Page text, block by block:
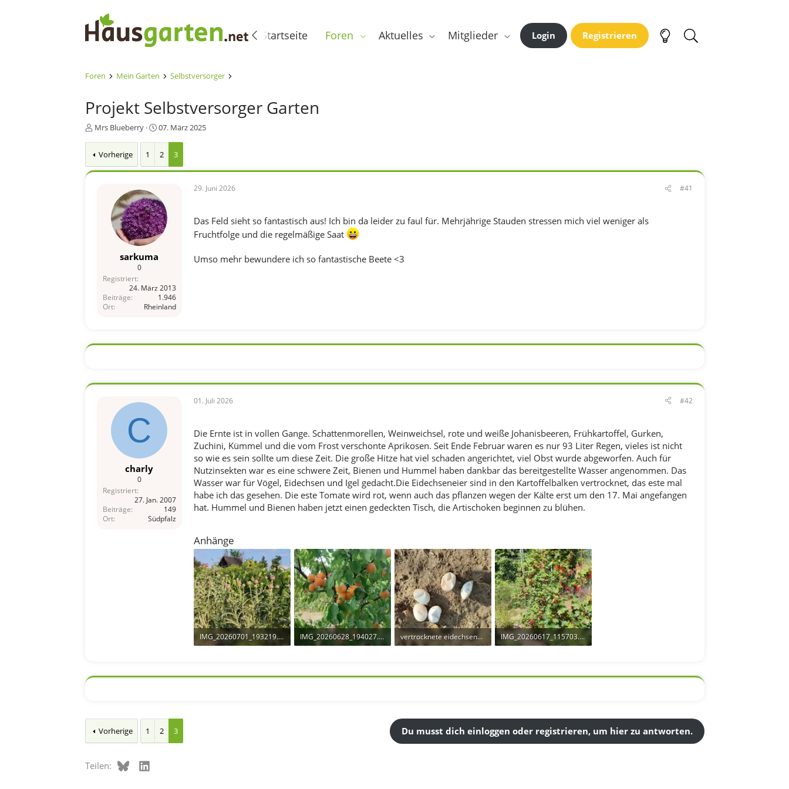
Startseite Foren Aktuelles Mitglieder Login Registrieren
Foren Mein Garten Selbstversorger
Projekt Selbstversorger Garten
E
t
e
Mrs Blueberry
E
t
e
t
a
m
07. März 2025
Vorherige 1 2 3
sarkuma
0
Registriert
24. März 2013
Beiträge
1.946
Ort
Rheinland
29. Juni 2026 #41
Das Feld sieht so fantastisch aus! Ich bin da leider zu faul für. Mehrjährige Stauden stressen mich viel weniger als
Fruchtfolge und die regelmäßige Saat
Umso mehr bewundere ich so fantastische Beete <3
C
charly
0
Registriert
27. Jan. 2007
Beiträge
149
Ort
Südpfalz
01. Juli 2026 #42
Die Ernte ist in vollen Gange. Schattenmorellen, Weinweichsel, rote und weiße Johanisbeeren, Frühkartoffel, Gurken,
Zuchini, Kümmel und die vom Frost verschonte Aprikosen. Seit Ende Februar waren es nur 93 Liter Regen, vieles ist nicht
so wie es sein sollte um diese Zeit. Die große Hitze hat viel schaden angerichtet, viel Obst wurde abgeworfen. Auch für
Nutzinsekten war es eine schwere Zeit, Bienen und Hummel haben dankbar das bereitgestellte Wasser angenommen. Das
Wasser war für Vögel, Eidechsen und Igel gedacht.Die Eidechseneier sind in den Kartoffelbalken vertrocknet, das este mal
habe ich das gesehen. Die este Tomate wird rot, wenn auch das pflanzen wegen der Kälte erst um den 17. Mai angefangen
hat. Hummel und Bienen haben jetzt einen gedeckten Tisch, die Artischoken beginnen zu blühen.
Anhänge
IMG_20260701_193219.webp
IMG_20260628_194027.webp
vertrocknete eidechseneier.webp
IMG_20260617_115703.webp
Vorherige 1 2 3 Du musst dich einloggen oder registrieren, um hier zu antworten.
Teilen: BlueskyLinkedIn